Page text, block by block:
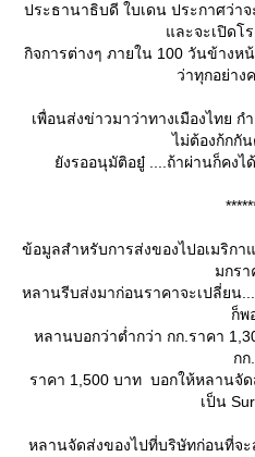
ประธานาธิบดี ใบเดน ประกาศว่
ละจะเปิดโร
กิจการต่างๆ ภายใน 100 วันข้างห
ว่าทุกอย่าง
เพื่อนส่งข่าวมาว่าทางเมืองไทย
ไม่ต้องก้กกั
งรออนุมัติอยู๋ ....​ถ้าผ่านก็คงไ
ข้อมูลสำหรับการส่งของไปอเมริกา
มกรา
หลานรีบส่งมาก่อนราคาจะเปลี่ยน
ก็พ
หลานบอกว่าต่ำกว่า กก.ราคา
กก.
ราคา 1,500 บาท บอกให้หลานจัด
เป็น
หลานจัดส่งของไปที่บริษัทก่อนที่จ